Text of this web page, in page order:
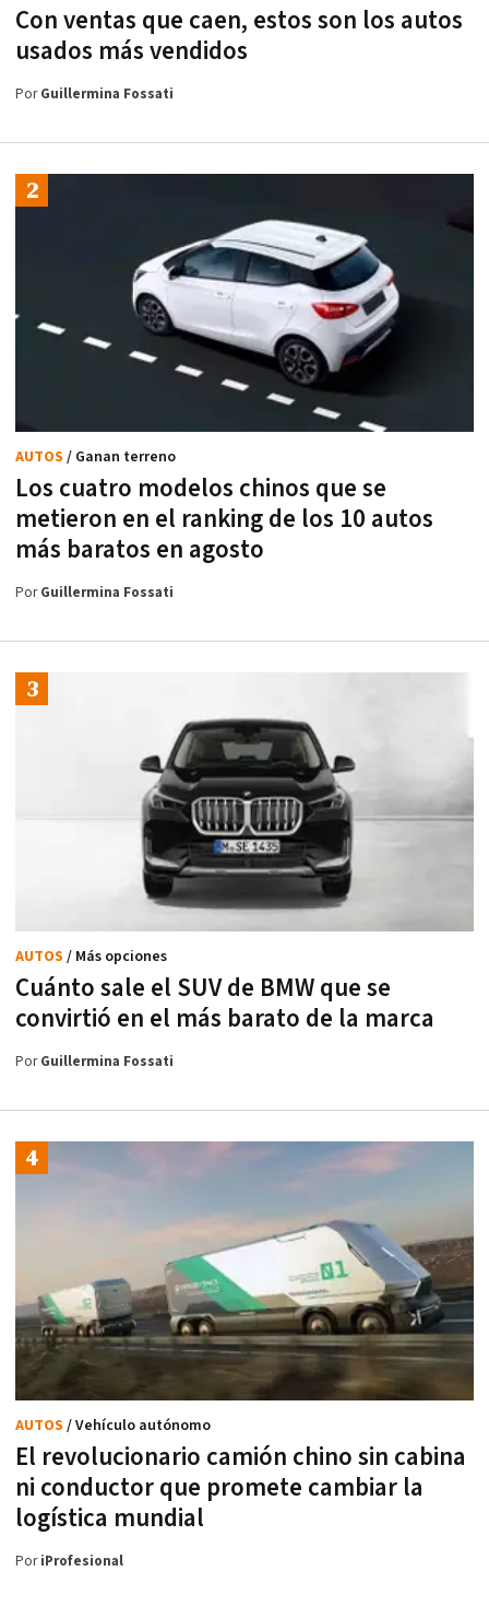
Con ventas que caen, estos son los autos
usados más vendidos
PorGuillermina Fossati
Los cuatro modelos chinos que se
metieron en el ranking de los 10 autos
más baratos en agosto
AUTOS / Ganan terreno
PorGuillermina Fossati
Cuánto sale el SUV de BMW que se
convirtió en el más barato de la marca
AUTOS / Más opciones
PorGuillermina Fossati
El revolucionario camión chino sin cabina
ni conductor que promete cambiar la
logística mundial
AUTOS / Vehículo autónomo
PoriProfesional